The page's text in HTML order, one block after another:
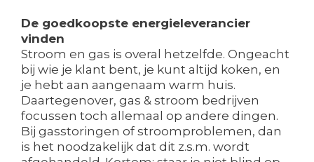
De goedkoopste energieleverancier
vinden
Stroom en gas is overal hetzelfde. Ongeacht
bij wie je klant bent, je kunt altijd koken, en
je hebt aan aangenaam warm huis.
Daartegenover, gas & stroom bedrijven
focussen toch allemaal op andere dingen.
Bij gasstoringen of stroomproblemen, dan
is het noodzakelijk dat dit z.s.m. wordt